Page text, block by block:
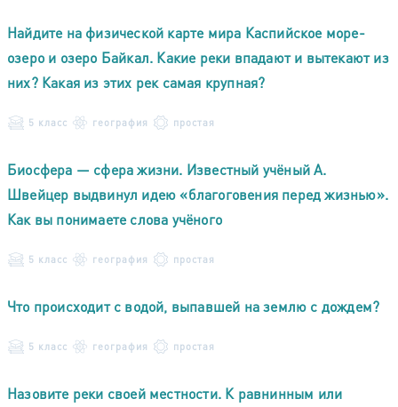
Найдите на физической карте мира Каспийское море-
озеро и озеро Байкал. Какие реки впадают и вытекают из
них? Какая из этих рек самая крупная?
5 класс география простая
Биосфера — сфера жизни. Известный учёный А.
Швейцер выдвинул идею «благоговения перед жизнью».
Как вы понимаете слова учёного
5 класс география простая
Что происходит с водой, выпавшей на землю с дождем?
5 класс география простая
Назовите реки своей местности. К равнинным или